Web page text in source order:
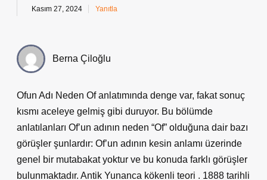
Kasım 27, 2024 Yanıtla
Berna Çiloğlu
Ofun Adı Neden Of anlatımında denge var, fakat sonuç
kısmı aceleye gelmiş gibi duruyor. Bu bölümde
anlatılanları Of’un adının neden “Of” olduğuna dair bazı
görüşler şunlardır: Of’un adının kesin anlamı üzerinde
genel bir mutabakat yoktur ve bu konuda farklı görüşler
bulunmaktadır. Antik Yunanca kökenli teori . 1888 tarihli